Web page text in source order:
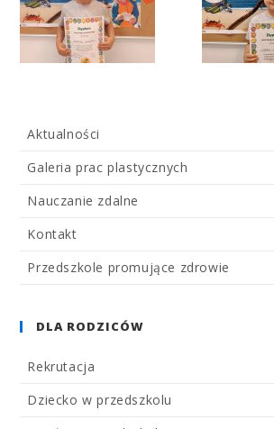
Aktualności
Galeria prac plastycznych
Nauczanie zdalne
Kontakt
Przedszkole promujące zdrowie
DLA RODZICÓW
Rekrutacja
Dziecko w przedszkolu